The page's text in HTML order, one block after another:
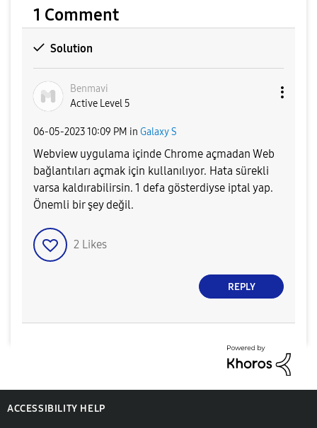
1 Comment
Solution
Benmavi
Active Level 5
‎06-05-202310:09 PM in Galaxy S
Webview uygulama içinde Chrome açmadan Web
bağlantıları açmak için kullanılıyor. Hata sürekli
varsa kaldırabilirsin. 1 defa gösterdiyse iptal yap.
Önemli bir şey değil.
2 Likes
REPLY
ACCESSIBILITY HELP